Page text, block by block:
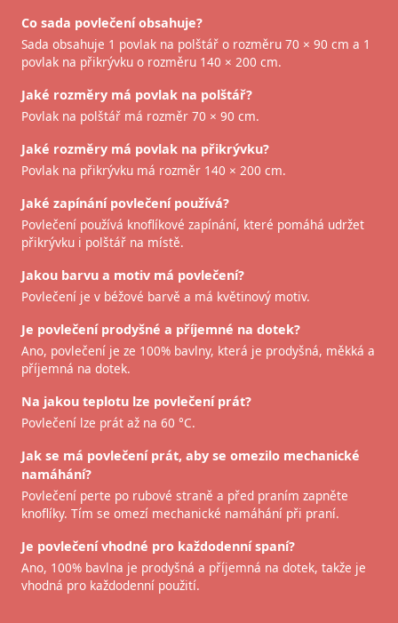
Co sada povlečení obsahuje?
Sada obsahuje 1 povlak na polštář o rozměru 70 × 90 cm a 1
povlak na přikrývku o rozměru 140 × 200 cm.
Jaké rozměry má povlak na polštář?
Povlak na polštář má rozměr 70 × 90 cm.
Jaké rozměry má povlak na přikrývku?
Povlak na přikrývku má rozměr 140 × 200 cm.
Jaké zapínání povlečení používá?
Povlečení používá knoflíkové zapínání, které pomáhá udržet
přikrývku i polštář na místě.
Jakou barvu a motiv má povlečení?
Povlečení je v béžové barvě a má květinový motiv.
Je povlečení prodyšné a příjemné na dotek?
Ano, povlečení je ze 100% bavlny, která je prodyšná, měkká a
příjemná na dotek.
Na jakou teplotu lze povlečení prát?
Povlečení lze prát až na 60 °C.
Jak se má povlečení prát, aby se omezilo mechanické
namáhání?
Povlečení perte po rubové straně a před praním zapněte
knoflíky. Tím se omezí mechanické namáhání při praní.
Je povlečení vhodné pro každodenní spaní?
Ano, 100% bavlna je prodyšná a příjemná na dotek, takže je
vhodná pro každodenní použití.